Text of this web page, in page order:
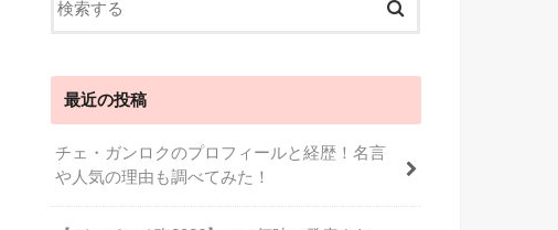
最近の投稿
チェ・ガンロクのプロフィールと経歴！名言
や人気の理由も調べてみた！